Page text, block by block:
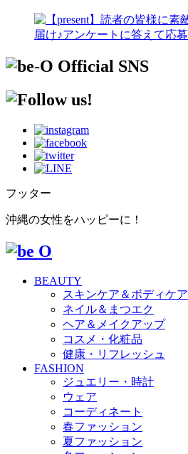
フッター
沖縄の女性をハッピーに！
BEAUTY
スキンケア＆ボディケア
ネイル＆まつエク
ヘア＆メイクアップ
コスメ・化粧品
健康・リフレッシュ
FASHION
ジュエリー・時計
ウェア
コーディネート
春ファッション
夏ファッション